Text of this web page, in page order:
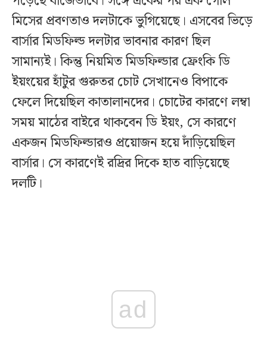
মিসের প্রবণতাও দলটাকে ভুগিয়েছে। এসবের ভিড়ে
বার্সার মিডফিল্ড দলটার ভাবনার কারণ ছিল
সামান্যই। কিন্তু নিয়মিত মিডফিল্ডার ফ্রেংকি ডি
ইয়ংয়ের হাঁটুর গুরুতর চোট সেখানেও বিপাকে
ফেলে দিয়েছিল কাতালানদের। চোটের কারণে লম্বা
সময় মাঠের বাইরে থাকবেন ডি ইয়ং, সে কারণে
একজন মিডফিল্ডারও প্রয়োজন হয়ে দাঁড়িয়েছিল
বার্সার। সে কারণেই রদ্রির দিকে হাত বাড়িয়েছে
দলটি।
ad